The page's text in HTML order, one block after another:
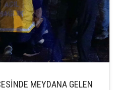
MEYDANA GELEN